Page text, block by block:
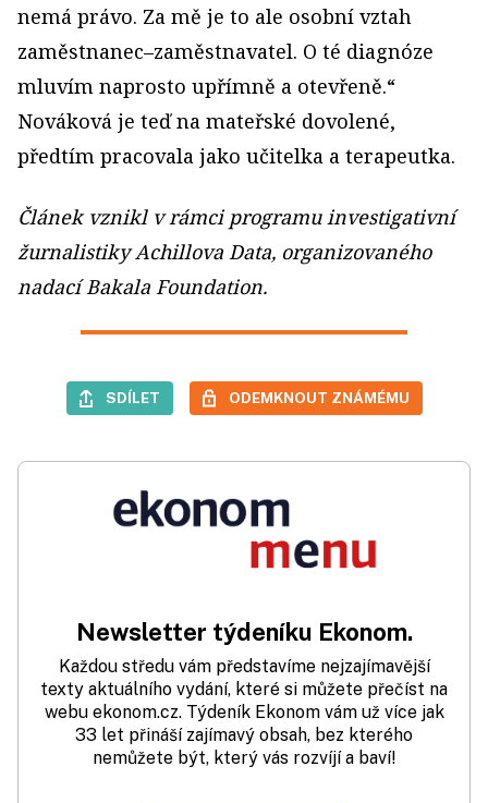
nemá právo. Za mě je to ale osobní vztah
zaměstnanec–zaměstnavatel. O té diagnóze
mluvím naprosto upřímně a otevřeně.“
Nováková je teď na mateřské dovolené,
předtím pracovala jako učitelka a terapeutka.
Článek vznikl v rámci programu investigativní
žurnalistiky Achillova Data, organizovaného
nadací Bakala Foundation.
SDÍLET ODEMKNOUT ZNÁMÉMU
Newsletter týdeníku Ekonom.
Každou středu vám představíme nejzajímavější
texty aktuálního vydání, které si můžete přečíst na
webu ekonom.cz. Týdeník Ekonom vám už více jak
33 let přináší zajímavý obsah, bez kterého
nemůžete být, který vás rozvíjí a baví!